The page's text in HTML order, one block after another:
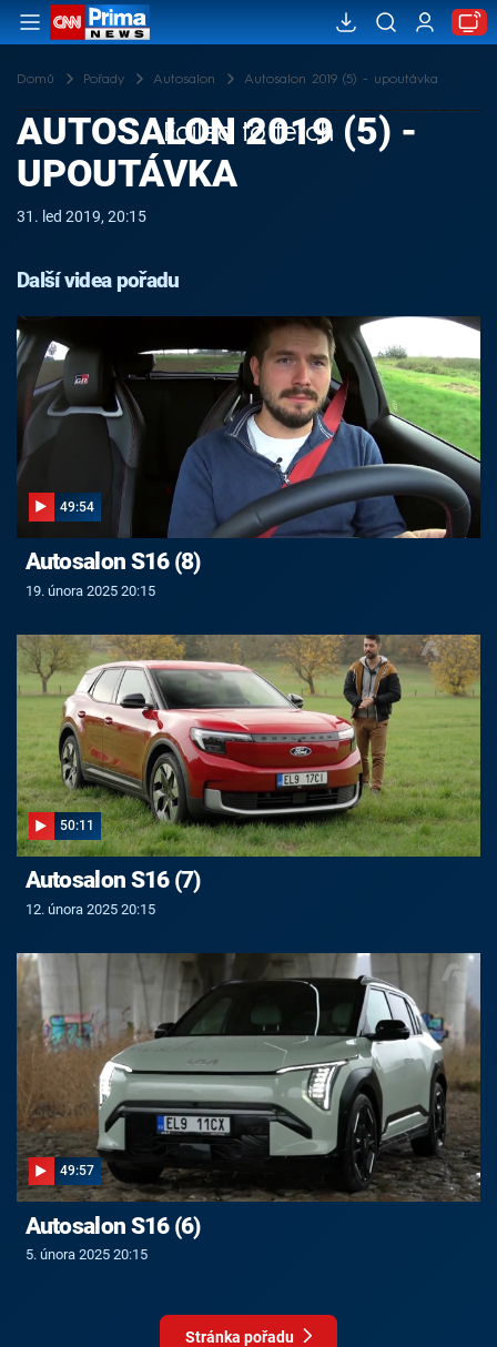
Domů Pořady Autosalon Autosalon 2019 (5) - upoutávka
Failed to fetch
AUTOSALON 2019 (5) -
UPOUTÁVKA
31. led 2019, 20:15
Další videa pořadu
49:54
Autosalon S16 (8)
19. února 2025 20:15
50:11
Autosalon S16 (7)
12. února 2025 20:15
49:57
Autosalon S16 (6)
5. února 2025 20:15
Stránka pořadu